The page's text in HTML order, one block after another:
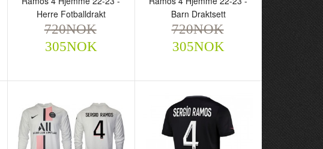
Paris Saint-Germain Sergio
Ramos 4 Hjemme 22-23 -
Herre Fotballdrakt
Paris Saint-Germain Sergio
Ramos 4 Hjemme 22-23 -
Barn Draktsett
Herre Fotballdrakt
720NOK
305NOK
Barn Draktsett
720NOK
305NOK